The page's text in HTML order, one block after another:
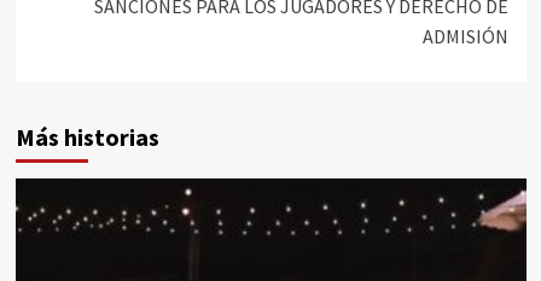
SANCIONES PARA LOS JUGADORES Y DERECHO DE
ADMISIÓN
Más historias